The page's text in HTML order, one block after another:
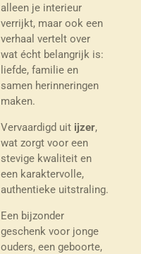
alleen je interieur
verrijkt, maar ook een
verhaal vertelt over
wat écht belangrijk is:
liefde, familie en
samen herinneringen
maken.
Vervaardigd uit ijzer,
wat zorgt voor een
stevige kwaliteit en
een karaktervolle,
authentieke uitstraling.
Een bijzonder
geschenk voor jonge
ouders, een geboorte,